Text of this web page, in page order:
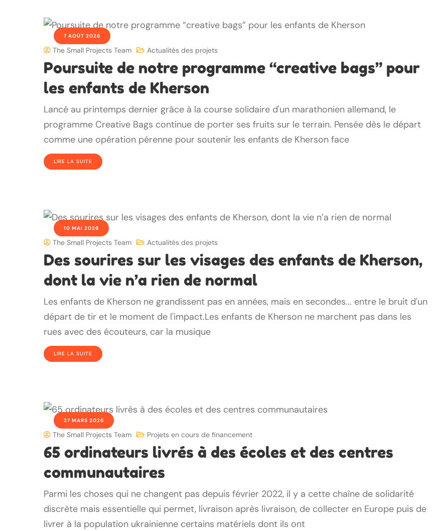
7 AOÛT 2026
The Small Projects Team Actualités des projets
Poursuite de notre programme “creative bags” pour
les enfants de Kherson
Lancé au printemps dernier grâce à la course solidaire d'un marathonien allemand, le
programme Creative Bags continue de porter ses fruits sur le terrain. Pensée dès le départ
comme une opération pérenne pour soutenir les enfants de Kherson face
LIRE LA SUITE
10 MAI 2026
The Small Projects Team Actualités des projets
Des sourires sur les visages des enfants de Kherson,
dont la vie n’a rien de normal
Les enfants de Kherson ne grandissent pas en années, mais en secondes... entre le bruit d'un
départ de tir et le moment de l'impact.Les enfants de Kherson ne marchent pas dans les
rues avec des écouteurs, car la musique
LIRE LA SUITE
27 MARS 2026
The Small Projects Team Projets en cours de financement
65 ordinateurs livrés à des écoles et des centres
communautaires
Parmi les choses qui ne changent pas depuis février 2022, il y a cette chaîne de solidarité
discrète mais essentielle qui permet, livraison après livraison, de collecter en Europe puis de
livrer à la population ukrainienne certains matériels dont ils ont